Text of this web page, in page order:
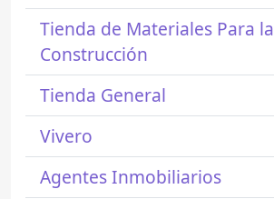
Tienda de Materiales Para la
Construcción
Tienda General
Vivero
Agentes Inmobiliarios